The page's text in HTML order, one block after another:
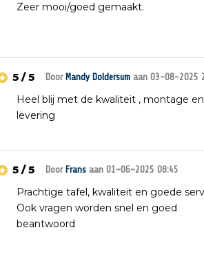
Zeer mooi/goed gemaakt.
Door Mandy Doldersum aan 03-08-2025
5 / 5
Heel blij met de kwaliteit , montage en
levering
Door Frans aan 01-06-2025 08:45
5 / 5
Prachtige tafel, kwaliteit en goede
Ook vragen worden snel en goed
beantwoord